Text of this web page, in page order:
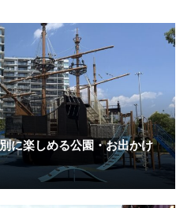
に楽しめる公園・お出かけ